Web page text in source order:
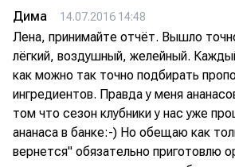
Дима 14.07.2016 14:48
Лена, принимайте отчёт. Вышло
лёгкий, воздушный, желейный.
как можно так точно подбирать
ингредиентов. Правда у меня
том что сезон клубники у нас уже
ананаса в банке:-) Но обещаю как
вернется" обязательно приготовлю